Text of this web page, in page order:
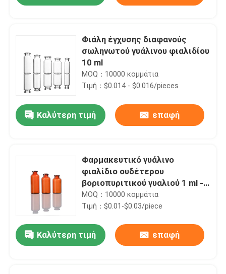
Φιάλη έγχυσης διαφανούς
σωληνωτού γυάλινου φιαλιδίου
10 ml
MOQ：10000 κομμάτια
Τιμή：$0.014 - $0.016/pieces
Καλύτερη τιμή επαφή
Φαρμακευτικό γυάλινο
φιαλίδιο ουδέτερου
βοριοπυριτικού γυαλιού 1 ml -
50 ml
MOQ：10000 κομμάτια
Τιμή：$0.01-$0.03/piece
Καλύτερη τιμή επαφή